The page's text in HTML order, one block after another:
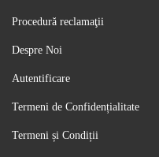
Procedură reclamaţii
Despre Noi
Autentificare
Termeni de Confidențialitate
Termeni și Condiții